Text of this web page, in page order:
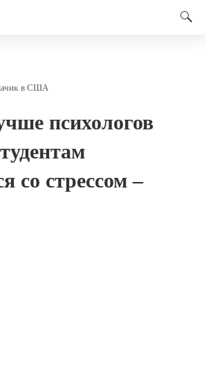
в США
психологов
со стрессом –